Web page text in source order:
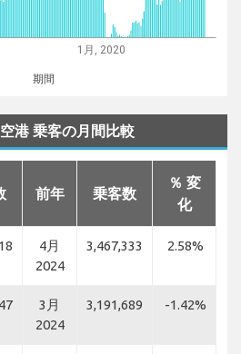
1月, 2020
期間
港 乗客の月間比較
前年 乗客数
％ 変
化
4月
2024
3,467,333 2.58%
3月
2024
3,191,689 -1.42%